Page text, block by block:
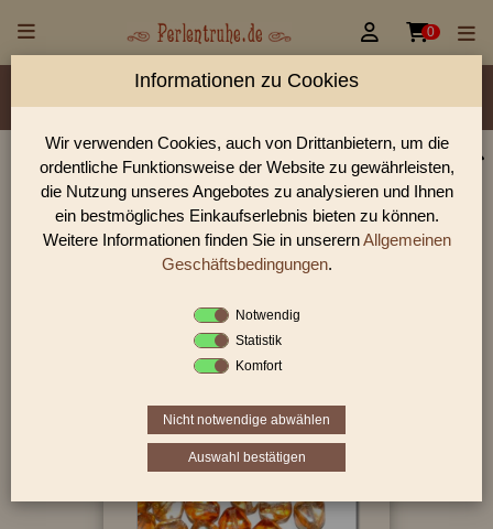
 0
Material/Glassorte Sorte/Form Farbe
Größen
Lochdurchmesser
Perlen Shop für gedrückte Perlen Doppelpyramide
In unserem Perlen Shop finden sie zahlreich gedrückte Perlen
Doppelpyramide und viele weiter Glasperlen.
Sie befinden sich in folgender Kategorie:
gedrückte Perlen|Doppelpyramide
Informationen zu Cookies
Wir verwenden Cookies, auch von Drittanbietern, um die
ordentliche Funktionsweise der Website zu gewährleisten,
die Nutzung unseres Angebotes zu analysieren und Ihnen
ein bestmögliches Einkaufserlebnis bieten zu können.
Weitere Informationen finden Sie in unserernAllgemeinen
Geschäftsbedingungen.
Notwendig
Statistik
Komfort
Nicht notwendige abwählen
Auswahl bestätigen